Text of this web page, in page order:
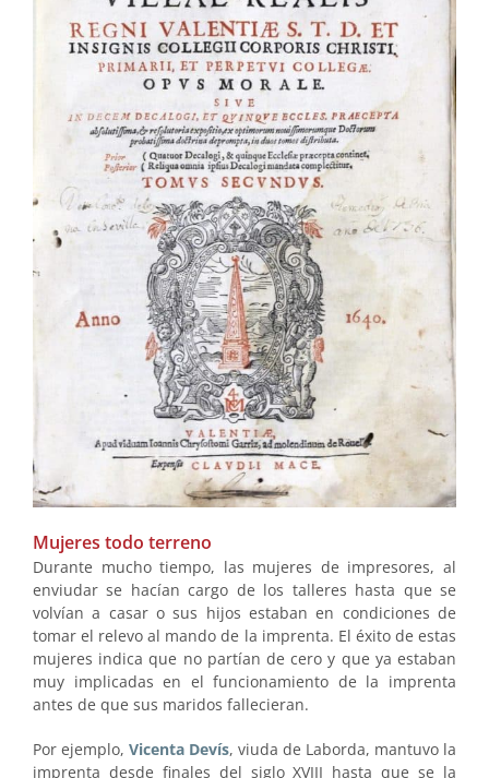
Mujeres todo terreno
Durante mucho tiempo, las mujeres de impresores, al
enviudar se hacían cargo de los talleres hasta que se
volvían a casar o sus hijos estaban en condiciones de
tomar el relevo al mando de la imprenta. El éxito de estas
mujeres indica que no partían de cero y que ya estaban
muy implicadas en el funcionamiento de la imprenta
antes de que sus maridos fallecieran.
Por ejemplo, Vicenta Devís, viuda de Laborda, mantuvo la
imprenta desde finales del siglo XVIII hasta que se la